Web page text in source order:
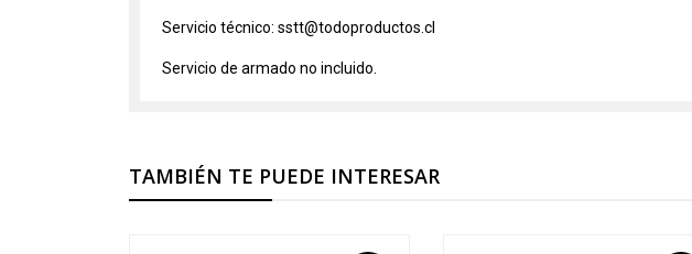
Servicio técnico: sstt@todoproductos.cl
Servicio de armado no incluido.
TAMBIÉN TE PUEDE INTERESAR